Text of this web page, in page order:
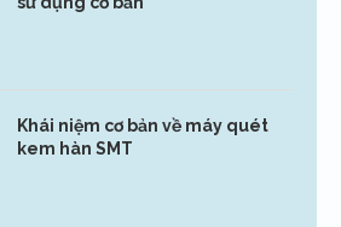
Khái niệm cơ bản về máy quét
kem hàn SMT